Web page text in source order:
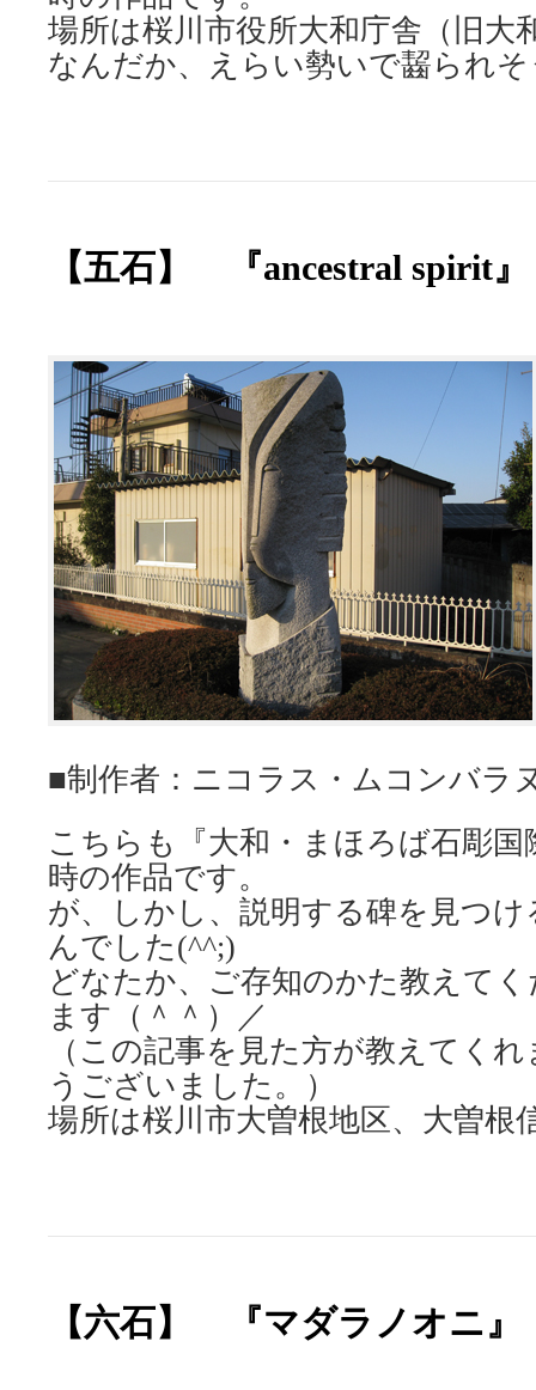
場所は桜川市役所大和庁舎（旧大
なんだか、えらい勢いで齧られ
【五石】 『ancestral spirit』
■制作者：ニコラス・ムコンバラ
こちらも『大和・まほろば石彫
時の作品です。
が、しかし、説明する碑を見つ
んでした(^^;)
どなたか、ご存知のかた教えて
ます（＾＾）／
（この記事を見た方が教えてく
うございました。）
場所は桜川市大曽根地区、大曽根
【六石】 『マダラノオニ』